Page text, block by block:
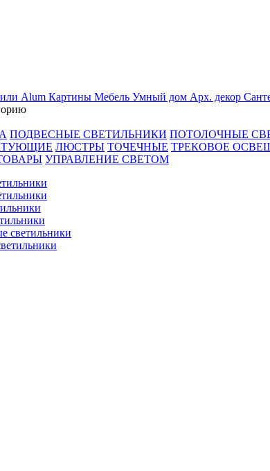
Alum Картины Мебель Умный дом Арх. декор
ПОДВЕСНЫЕ СВЕТИЛЬНИКИ ПОТОЛОЧНЫЕ
ЛЮСТРЫ ТОЧЕЧНЫЕ ТРЕКОВОЕ
УПРАВЛЕНИЕ СВЕТОМ
светильники